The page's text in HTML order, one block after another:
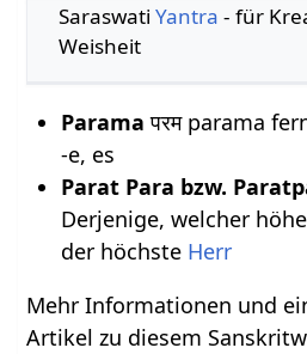
Saraswati Yantra - für
Weisheit
Parama परम parama
-e, es
Parat Para bzw.
Derjenige, welcher
der höchste Herr
Mehr Informationen und
Artikel zu diesem